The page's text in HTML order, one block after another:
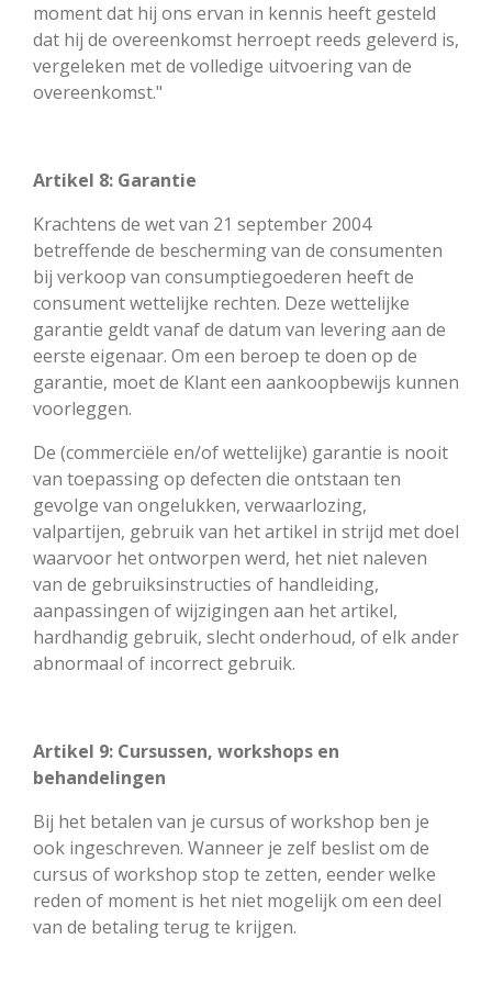
moment dat hij ons ervan in kennis heeft gesteld
dat hij de overeenkomst herroept reeds geleverd is,
vergeleken met de volledige uitvoering van de
overeenkomst."
Artikel 8: Garantie
Krachtens de wet van 21 september 2004
betreffende de bescherming van de consumenten
bij verkoop van consumptiegoederen heeft de
consument wettelijke rechten. Deze wettelijke
garantie geldt vanaf de datum van levering aan de
eerste eigenaar. Om een beroep te doen op de
garantie, moet de Klant een aankoopbewijs kunnen
voorleggen.
De (commerciële en/of wettelijke) garantie is nooit
van toepassing op defecten die ontstaan ten
gevolge van ongelukken, verwaarlozing,
valpartijen, gebruik van het artikel in strijd met doel
waarvoor het ontworpen werd, het niet naleven
van de gebruiksinstructies of handleiding,
aanpassingen of wijzigingen aan het artikel,
hardhandig gebruik, slecht onderhoud, of elk ander
abnormaal of incorrect gebruik.
Artikel 9: Cursussen, workshops en
behandelingen
Bij het betalen van je cursus of workshop ben je
ook ingeschreven. Wanneer je zelf beslist om de
cursus of workshop stop te zetten, eender welke
reden of moment is het niet mogelijk om een deel
van de betaling terug te krijgen.